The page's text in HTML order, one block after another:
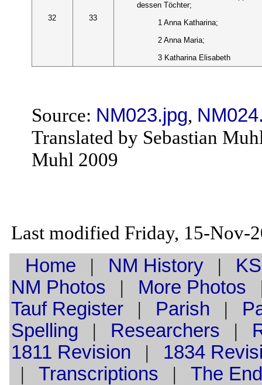
32 33
dessen Töchter;
1 Anna Katharina;
2 Anna Maria;
3 Katharina Elisabeth
Source: NM023.jpg,
Translated by Sebastian
Muhl 2009
Last modified Friday, 15-Nov-
Home | NM History|
NM Photos | More Photos
TaufRegister| Parish |
Spelling | Researchers |
1811 Revision | 1834
| Transcriptions | The End